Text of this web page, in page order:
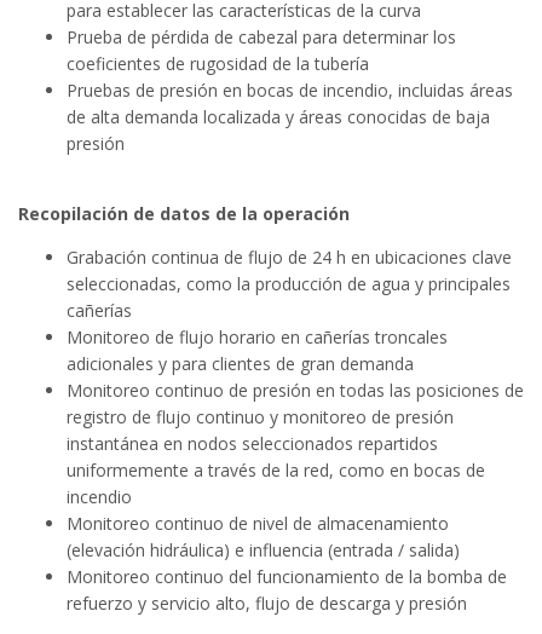
para establecer las características de la curva
Prueba de pérdida de cabezal para determinar los
coeficientes de rugosidad de la tubería
Pruebas de presión en bocas de incendio, incluidas áreas
de alta demanda localizada y áreas conocidas de baja
presión
Recopilación de datos de la operación
Grabación continua de flujo de 24 h en ubicaciones clave
seleccionadas, como la producción de agua y principales
cañerías
Monitoreo de flujo horario en cañerías troncales
adicionales y para clientes de gran demanda
Monitoreo continuo de presión en todas las posiciones de
registro de flujo continuo y monitoreo de presión
instantánea en nodos seleccionados repartidos
uniformemente a través de la red, como en bocas de
incendio
Monitoreo continuo de nivel de almacenamiento
(elevación hidráulica) e influencia (entrada / salida)
Monitoreo continuo del funcionamiento de la bomba de
refuerzo y servicio alto, flujo de descarga y presión